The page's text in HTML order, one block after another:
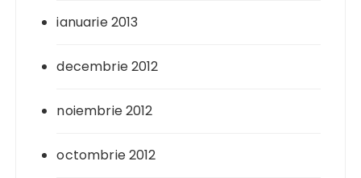
ianuarie 2013
decembrie 2012
noiembrie 2012
octombrie 2012